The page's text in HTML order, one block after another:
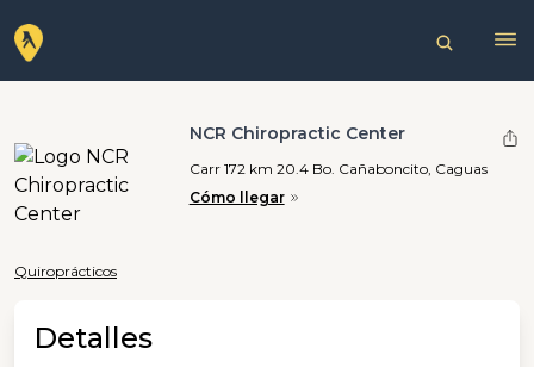
NCR Chiropractic Center
Carr 172 km 20.4 Bo. Cañaboncito, Caguas
Cómo llegar
Quiroprácticos
Detalles